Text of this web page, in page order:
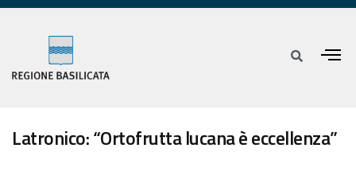
Latronico: “Ortofrutta lucana è eccellenza”